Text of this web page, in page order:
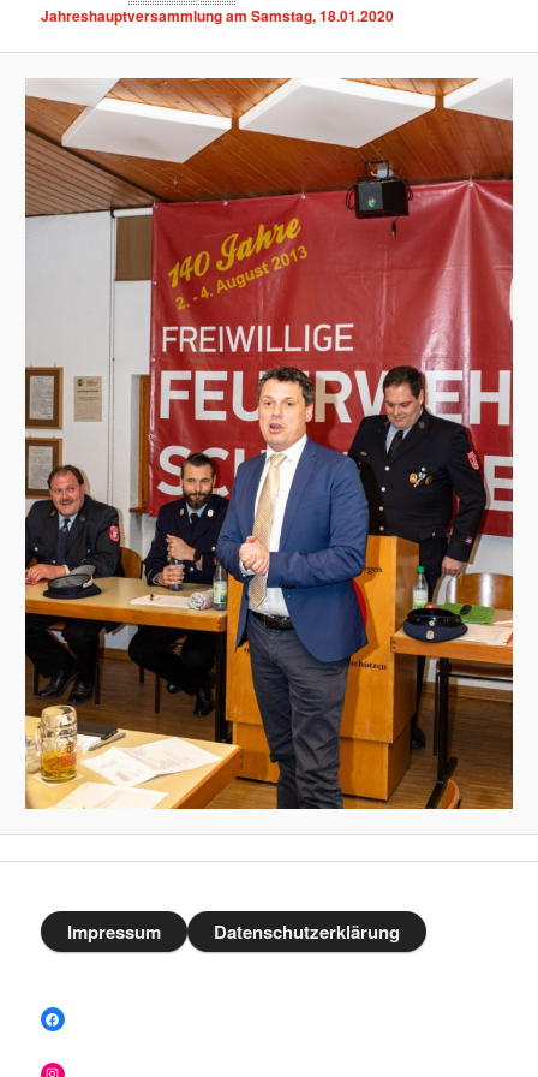
Jahreshauptversammlung am Samstag, 18.01.2020
Impressum Datenschutzerklärung
Facebook
Instagram